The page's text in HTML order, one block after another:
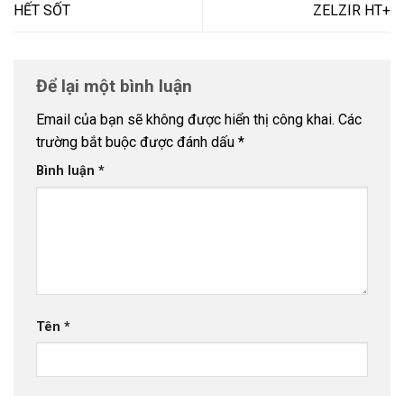
HẾT SỐT
ZELZIR HT+
Để lại một bình luận
Email của bạn sẽ không được hiển thị công khai. Các
trường bắt buộc được đánh dấu *
Bình luận *
Tên *